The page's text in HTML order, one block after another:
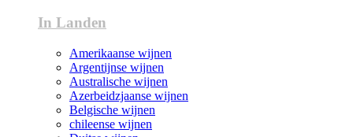
In Landen
Amerikaanse wijnen
Argentijnse wijnen
Australische wijnen
Azerbeidzjaanse wijnen
Belgische wijnen
chileense wijnen